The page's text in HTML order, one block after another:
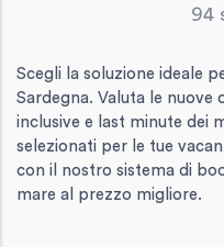
94
Scegli la soluzione ideale
Sardegna. Valuta le nuove
inclusive e last minute dei
selezionati per le tue
con il nostro sistema di
mare al prezzo migliore.